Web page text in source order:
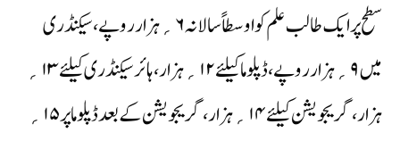
سطح پر ایک طالب علم کو اوسطاً سالانہ ۶؍ ہزار روپے، سیکنڈری
میں ۹؍ ہزار روپے، ڈپلوما کیلئے ۱۲؍ ہزار، ہائر سیکنڈری کیلئے ۱۳؍
ہزار، گریجویشن کیلئے ۱۴؍ ہزار، گریجویشن کے بعد ڈپلوما پر ۱۵؍